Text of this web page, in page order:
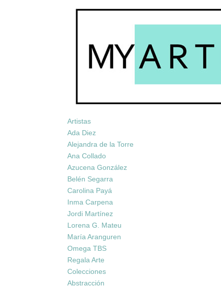
Artistas
Ada Diez
Alejandra de la Torre
Ana Collado
Azucena González
Belén Segarra
Carolina Payá
Inma Carpena
Jordi Martínez
Lorena G. Mateu
María Aranguren
Omega TBS
Regala Arte
Colecciones
Abstracción